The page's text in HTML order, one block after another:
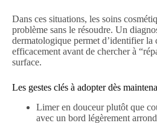
Dans ces situations, les soins
problème sans le résoudre. Un
dermatologique permet d’identifier la
efficacement avant de chercher à
surface.
Les gestes clés à adopter dès
Limer en douceur plutôt que
avec un bord légèrement